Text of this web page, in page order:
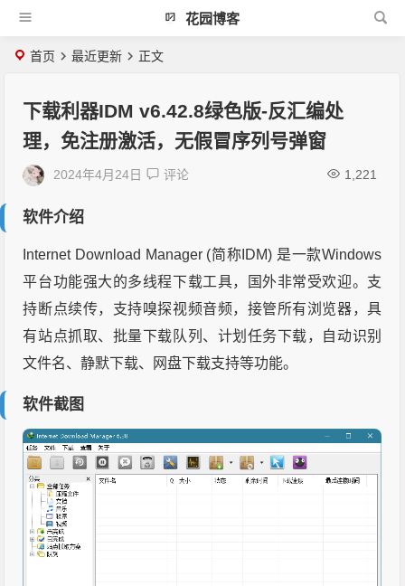
花园博客
首页 最近更新 正文
下载利器IDM v6.42.8绿色版-反汇编处
理，免注册激活，无假冒序列号弹窗
2024年4月24日 评论 1,221
软件介绍
Internet Download Manager (简称IDM) 是一款Windows
平台功能强大的多线程下载工具，国外非常受欢迎。支
持断点续传，支持嗅探视频音频，接管所有浏览器，具
有站点抓取、批量下载队列、计划任务下载，自动识别
文件名、静默下载、网盘下载支持等功能。
软件截图